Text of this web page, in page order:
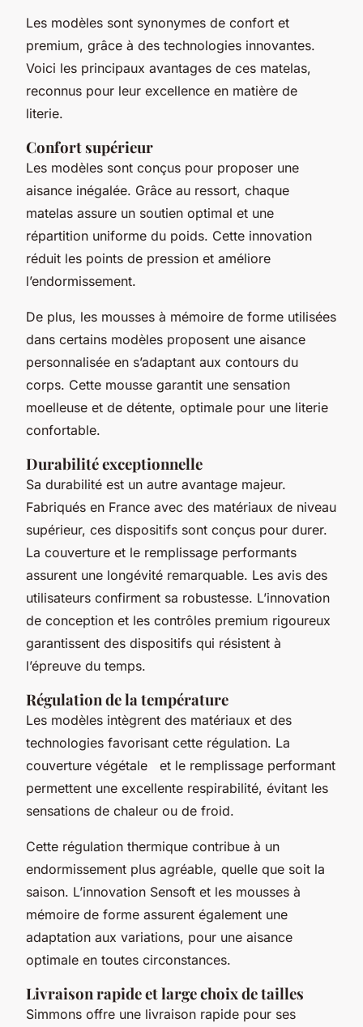
Les modèles sont synonymes de confort et
premium, grâce à des technologies innovantes.
Voici les principaux avantages de ces matelas,
reconnus pour leur excellence en matière de
literie.
Confort supérieur
Les modèles sont conçus pour proposer une
aisance inégalée. Grâce au ressort, chaque
matelas assure un soutien optimal et une
répartition uniforme du poids. Cette innovation
réduit les points de pression et améliore
l’endormissement.
De plus, les mousses à mémoire de forme utilisées
dans certains modèles proposent une aisance
personnalisée en s’adaptant aux contours du
corps. Cette mousse garantit une sensation
moelleuse et de détente, optimale pour une literie
confortable.
Durabilité exceptionnelle
Sa durabilité est un autre avantage majeur.
Fabriqués en France avec des matériaux de niveau
supérieur, ces dispositifs sont conçus pour durer.
La couverture et le remplissage performants
assurent une longévité remarquable. Les avis des
utilisateurs confirment sa robustesse. L’innovation
de conception et les contrôles premium rigoureux
garantissent des dispositifs qui résistent à
l’épreuve du temps.
Régulation de la température
Les modèles intègrent des matériaux et des
technologies favorisant cette régulation. La
couverture végétale et le remplissage performant
permettent une excellente respirabilité, évitant les
sensations de chaleur ou de froid.
Cette régulation thermique contribue à un
endormissement plus agréable, quelle que soit la
saison. L’innovation Sensoft et les mousses à
mémoire de forme assurent également une
adaptation aux variations, pour une aisance
optimale en toutes circonstances.
Livraison rapide et large choix de tailles
Simmons offre une livraison rapide pour ses